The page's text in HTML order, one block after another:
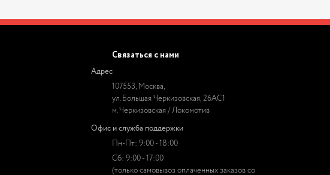
Связаться с нами
Адрес
107553, Москва,
ул. Большая Черкизовская, 26АС1
м. Черкизовская / Локомотив
Офис и служба поддержки
Пн-Пт: 9:00 - 18:00
Сб: 9:00 - 17:00
(только самовывоз оплаченных заказов со